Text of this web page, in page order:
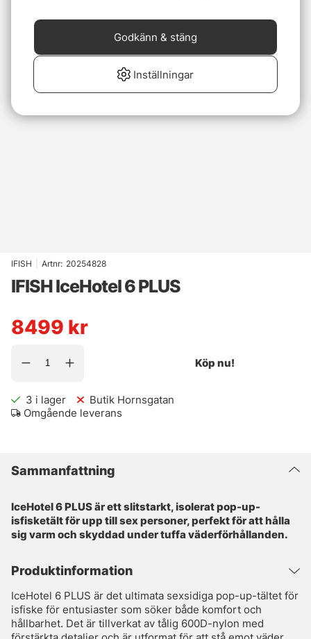
IFISH Artnr: 20254828
IFISH IceHotel 6 PLUS
8499 kr
Köp nu!
3 i lager
Butik Hornsgatan
Omgående leverans
Sammanfattning
IceHotel 6 PLUS är ett slitstarkt, isolerat pop-up-
isfisketält för upp till sex personer, perfekt för att hålla
sig varm och skyddad under tuffa väderförhållanden.
Produktinformation
IceHotel 6 PLUS är det ultimata sexsidiga pop-up-tältet för
isfiske för entusiaster som söker både komfort och
hållbarhet. Det är tillverkat av tålig 600D-nylon med
Inställningar
Godkänn & stäng